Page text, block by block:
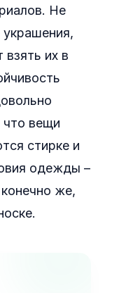
Не
их в
что вещи
стирке и
одежды –
же,